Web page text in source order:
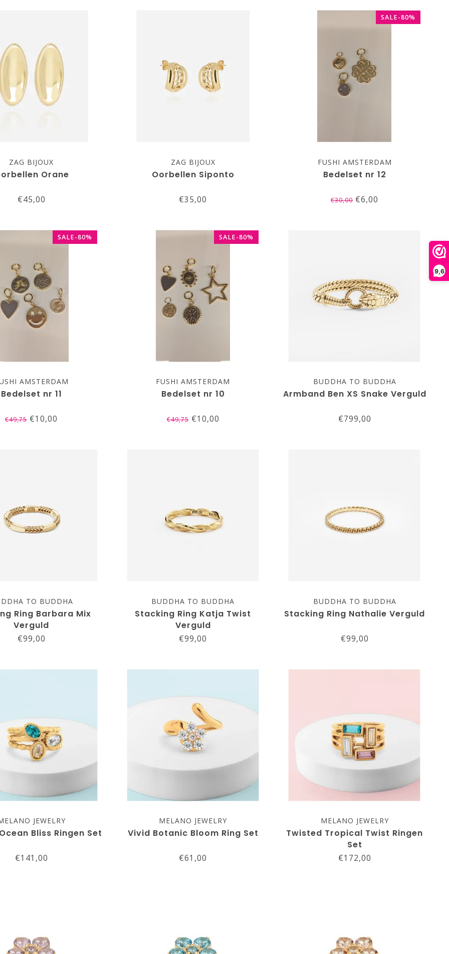
9,6
ZAG BIJOUX
Orane
€45,00
ZAG BIJOUX
Oorbellen Siponto
€35,00
SALE-80%
FUSHI AMSTERDAM
Bedelset nr 12
€30,00€6,00
SALE-80%
AMSTERDAM
Bedelset nr 11
€49,75€10,00
SALE-80%
FUSHI AMSTERDAM
Bedelset nr 10
€49,75€10,00
BUDDHA TO BUDDHA
Armband Ben XS Snake Verguld
€799,00
TO BUDDHA
Ring Barbara Mix
Verguld
€99,00
BUDDHA TO BUDDHA
Stacking Ring Katja Twist
Verguld
€99,00
BUDDHA TO BUDDHA
Stacking Ring Nathalie Verguld
€99,00
JEWELRY
Bliss Ringen Set
€141,00
MELANO JEWELRY
Vivid Botanic Bloom Ring Set
€61,00
MELANO JEWELRY
Twisted Tropical Twist Ringen
Set
€172,00